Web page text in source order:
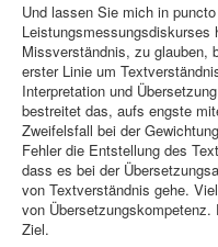
Und lassen Sie mich in
Missverständnis, zu glauben,
erster Linie um
Interpretation und
bestreitet das, aufs engste
Zweifelsfall bei der
Fehler die Entstellung des
dass es bei der
von Textverständnis gehe.
von
Ziel.